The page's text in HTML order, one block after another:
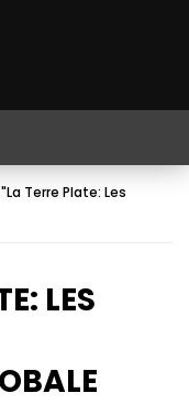
Terre Plate: Les
LES